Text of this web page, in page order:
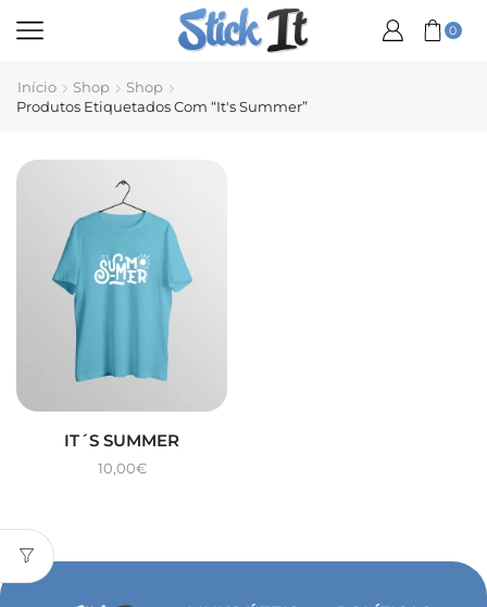
0
Início Shop
Shop
Produtos Etiquetados Com “It's Summer”
IT´S SUMMER
10,00€